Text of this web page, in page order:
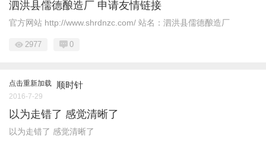
泗洪县儒德酿造厂 申请友情链接
官方网站 http://www.shrdnzc.com/ 站名：泗洪县儒德酿造厂
2977 0
点击重新加载 顺时针
2016-7-29
以为走错了 感觉清晰了
以为走错了 感觉清晰了